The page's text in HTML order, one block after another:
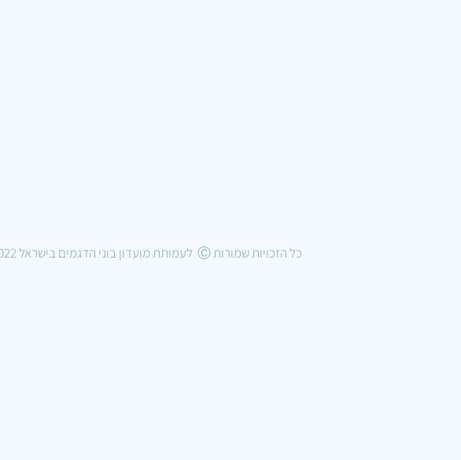
כל הזכויות שמורות Ⓒ לעמותת מועדון בוני הדגמים בישראל 2022